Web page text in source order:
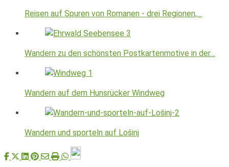
Reisen auf Spuren von Romanen - drei Regionen,…
Wandern zu den schönsten Postkartenmotive in der…
Wandern auf dem Hunsrücker Windweg
Wandern und sporteln auf Lošinj